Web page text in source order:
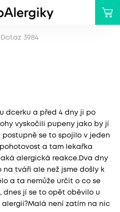
Dotaz 3984
dcerku a před 4 dny ji po
vyskočili pupeny jako by jí
se to spojilo v jeden
a tam lekařka
alergická reakce.Dva dny
tváři ale než jsme došly k
a ta nemůže určit o co se
jí se to opět oběvilo u
alergii?Malá není zatím na nic